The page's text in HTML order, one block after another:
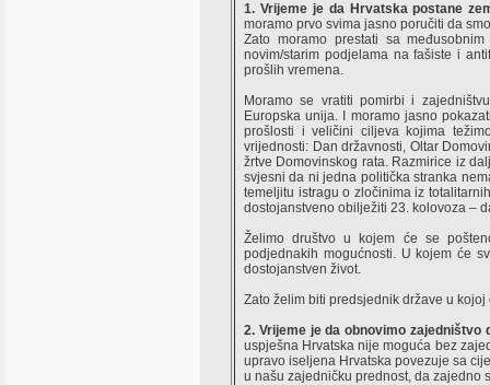
1. Vrijeme je da Hrvatska postane
moramo prvo svima jasno poručiti da
Zato moramo prestati sa
novim/starim podjelama na fašiste i
prošlih vremena.
Moramo se vratiti pomirbi i
Europska unija. I moramo jasno
prošlosti i veličini ciljeva kojima
vrijednosti: Dan državnosti, Oltar
žrtve Domovinskog rata. Razmirice iz
svjesni da ni jedna politička stranka
temeljitu istragu o zločinima iz
dostojanstveno obilježiti 23. kolovoza –
Želimo društvo u kojem će se
podjednakih mogućnosti. U kojem će
dostojanstven život.
Zato želim biti predsjednik države u
2. Vrijeme je da obnovimo
uspješna Hrvatska nije moguća bez
upravo iseljena Hrvatska povezuje sa
u našu zajedničku prednost, da zajedno